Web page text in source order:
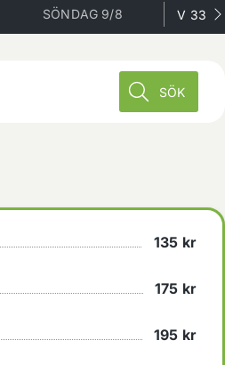
SÖNDAG 9/8 V 33
SÖK
135 kr
175 kr
195 kr